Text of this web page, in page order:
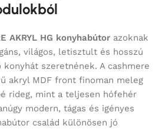
AKRYL HG konyhabútor azoknak
világos, letisztult és hosszú
szeretnének. A cashmere
akryl MDF front finoman meleg
rideg, mint a teljesen hófehér
modern, tágas és igényes
család különösen jó